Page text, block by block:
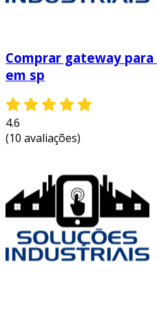
qualquer lugar,
decisões rápidas e
melhoria na eficiência
automação de
minimizando erros e
com a implementação de um
indústrias se beneficiam de
fluida e adaptável,
crescimento contínuo.
entre em contato e solicite
Comprar gateway
em sp
4.6
(10 avaliações)